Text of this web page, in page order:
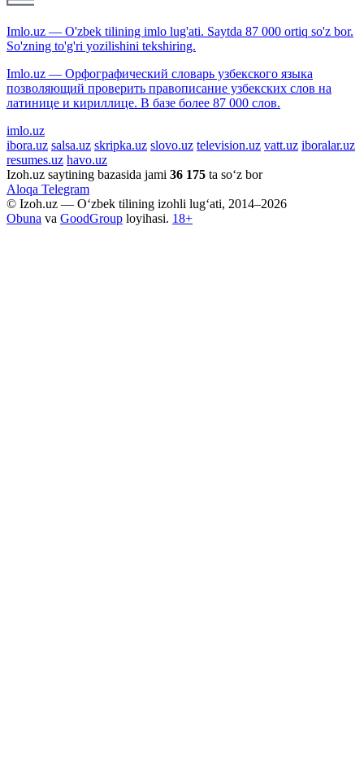
Imlo.uz — O'zbek tilining imlo lug'ati. Saytda 87 000 ortiq so'z bor.
So'zning to'g'ri yozilishini tekshiring.
Imlo.uz — Орфографический словарь узбекского языка
позволяющий проверить правописание узбекских слов на
латинице и кириллице. В базе более 87 000 слов.
imlo.uz
ibora.uz salsa.uz skripka.uz slovo.uz television.uz vatt.uz iboralar.uz
resumes.uz havo.uz
Izoh.uz saytining bazasida jami 36 175 ta so‘z bor
Aloqa Telegram
© Izoh.uz — O‘zbek tilining izohli lug‘ati, 2014–2026
Obuna va GoodGroup loyihasi. 18+